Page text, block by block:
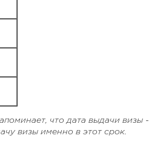
что дата выдачи визы -
визы именно в этот срок.